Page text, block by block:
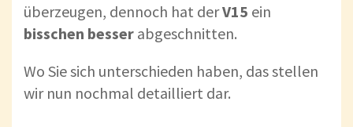
überzeugen, dennoch hat derV15 ein
bisschen besser abgeschnitten.
Wo Sie sich unterschieden haben, das stellen
wir nun nochmal detailliert dar.